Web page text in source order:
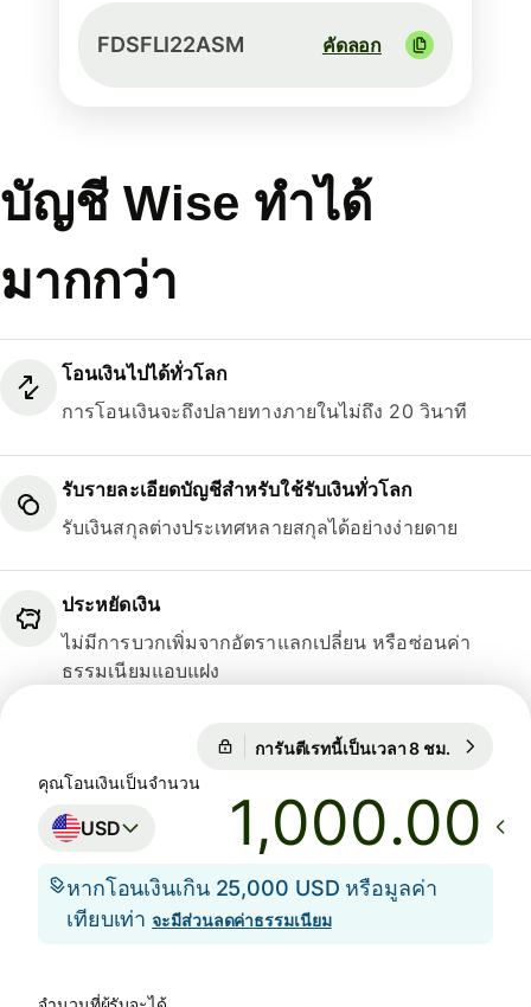
FDSFLI22ASM คัดลอก
บัญชี Wise ทำได้
มากกว่า
โอนเงินไปได้ทั่วโลก
การโอนเงินจะถึงปลายทางภายในไม่ถึง 20 วินาที
รับรายละเอียดบัญชีสำหรับใช้รับเงินทั่วโลก
รับเงินสกุลต่างประเทศหลายสกุลได้อย่างง่ายดาย
ประหยัดเงิน
ไม่มีการบวกเพิ่มจากอัตราแลกเปลี่ยน หรือซ่อนค่า
ธรรมเนียมแอบแฝง
การันตีเรทนี้เป็นเวลา 8 ชม.
การันตีเรทนี้เป็นเวลา 8 ชม.
คุณโอนเงินเป็นจำนวน
USD .00
หากโอนเงินเกิน 25,000 USD หรือมูลค่า
เทียบเท่าจะมีส่วนลดค่าธรรมเนียม